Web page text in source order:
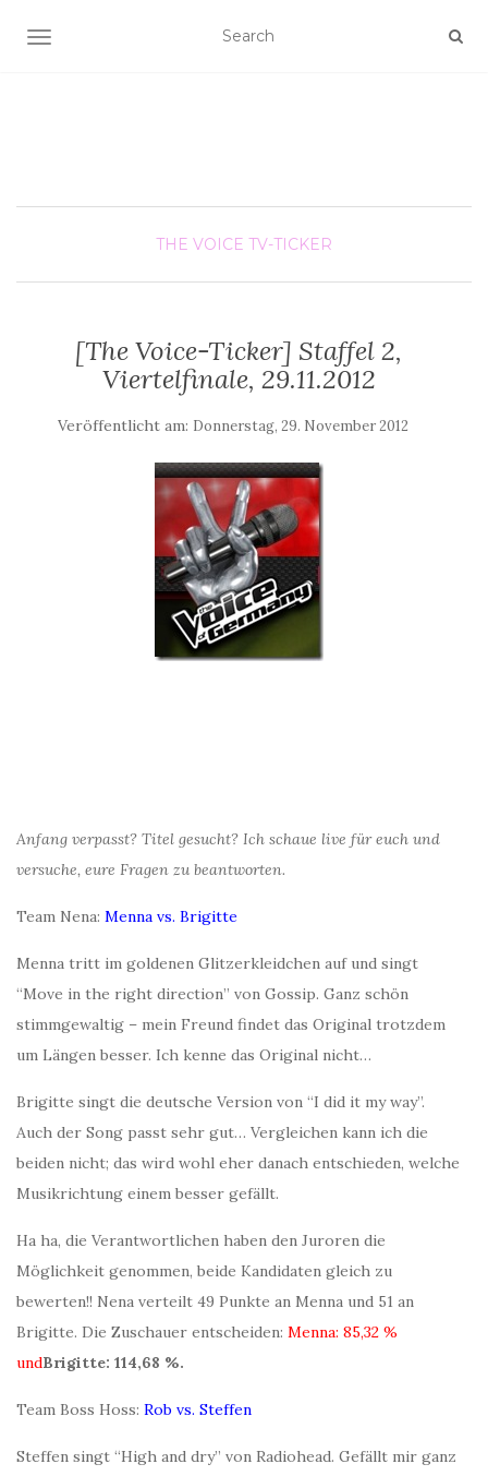
SCHALTE NAVIGATION
THE VOICE TV-TICKER
[The Voice-Ticker] Staffel 2,
Viertelfinale, 29.11.2012
Veröffentlicht am: Donnerstag, 29. November 2012
Anfang verpasst? Titel gesucht? Ich schaue live für euch und
versuche, eure Fragen zu beantworten.
Team Nena: Menna vs. Brigitte
Menna tritt im goldenen Glitzerkleidchen auf und singt
“Move in the right direction” von Gossip. Ganz schön
stimmgewaltig – mein Freund findet das Original trotzdem
um Längen besser. Ich kenne das Original nicht…
Brigitte singt die deutsche Version von “I did it my way”.
Auch der Song passt sehr gut… Vergleichen kann ich die
beiden nicht; das wird wohl eher danach entschieden, welche
Musikrichtung einem besser gefällt.
Ha ha, die Verantwortlichen haben den Juroren die
Möglichkeit genommen, beide Kandidaten gleich zu
bewerten!! Nena verteilt 49 Punkte an Menna und 51 an
Brigitte. Die Zuschauer entscheiden: Menna: 85,32 %
undBrigitte: 114,68 %.
Team Boss Hoss: Rob vs. Steffen
Steffen singt “High and dry” von Radiohead. Gefällt mir ganz